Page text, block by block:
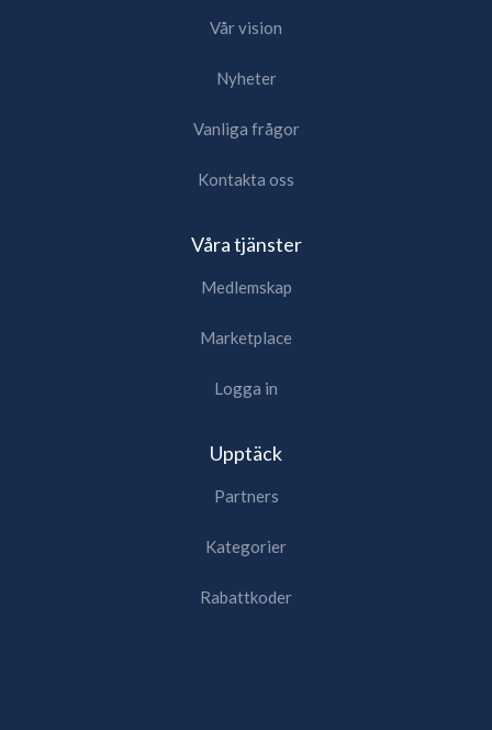
Vår vision
Nyheter
Vanliga frågor
Kontakta oss
Våra tjänster
Medlemskap
Marketplace
Logga in
Upptäck
Partners
Kategorier
Rabattkoder